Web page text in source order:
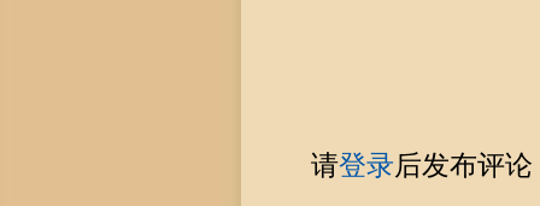
请登录后发布评论